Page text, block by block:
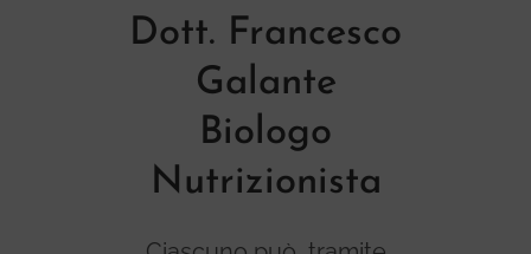
Dott. Francesco
Galante
Biologo
Nutrizionista